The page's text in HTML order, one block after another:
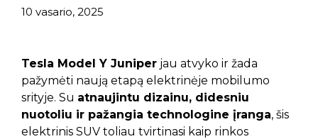
10 vasario, 2025
Tesla Model Y Juniper jau atvyko ir žada
pažymėti naują etapą elektrinėje mobilumo
srityje. Su atnaujintu dizainu, didesniu
nuotoliu ir pažangia technologine įranga, šis
elektrinis SUV toliau tvirtinasi kaip rinkos